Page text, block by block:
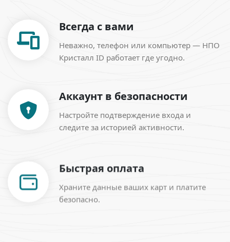
Всегда с вами
Неважно, телефон или компьютер — НПО
Кристалл ID работает где угодно.
Аккаунт в безопасности
Настройте подтверждение входа и
следите за историей активности.
Быстрая оплата
Храните данные ваших карт и платите
безопасно.